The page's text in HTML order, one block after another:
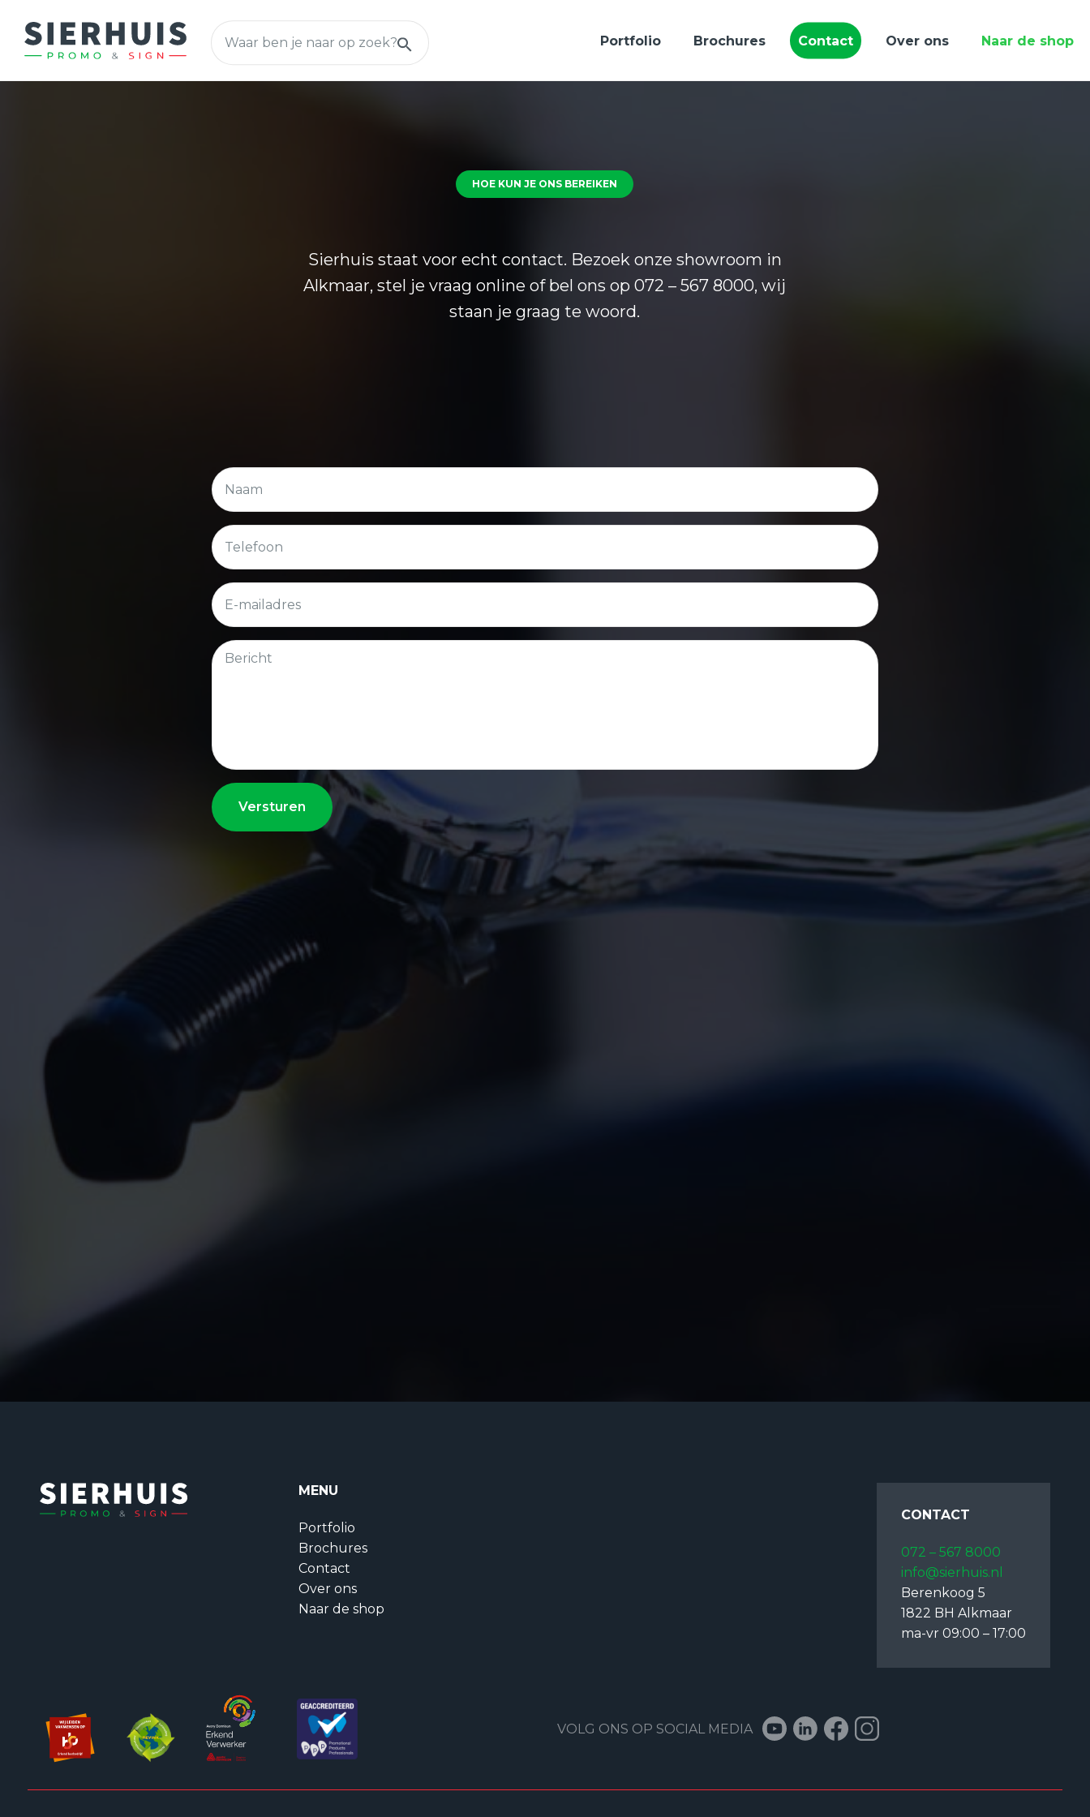
Portfolio Brochures Contact Over ons Naar de shop
HOE KUN JE ONS BEREIKEN
Sierhuis staat voor echt contact. Bezoek onze showroom in
Alkmaar, stel je vraag online of bel ons op 072 – 567 8000, wij
staan je graag te woord.
Naam
Telefoon
E-
mailadres
*
Bericht
MENU
Portfolio
Brochures
Contact
Over ons
Naar de shop
CONTACT
072 – 567 8000
info@sierhuis.nl
Berenkoog 5
1822 BH Alkmaar
ma-vr 09:00 – 17:00
VOLG ONS OP SOCIAL MEDIA